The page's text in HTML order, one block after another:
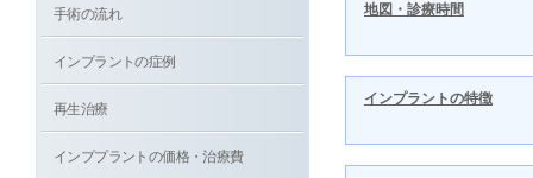
地図・診療時間
インプラントの特徴
手術の流れ
インプラントの症例
再生治療
インププラントの価格・治療費